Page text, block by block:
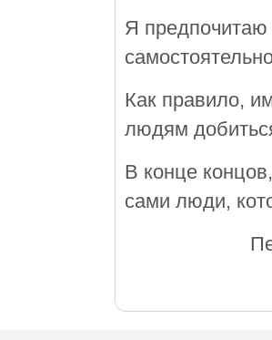
Я предпочитаю
Как правило,
людям
В конце
сами люди,